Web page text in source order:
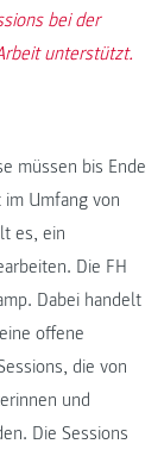
bei der
unterstützt.
müssen bis Ende
Umfang von
es, ein
Die FH
Dabei handelt
offene
die von
und
Die Sessions